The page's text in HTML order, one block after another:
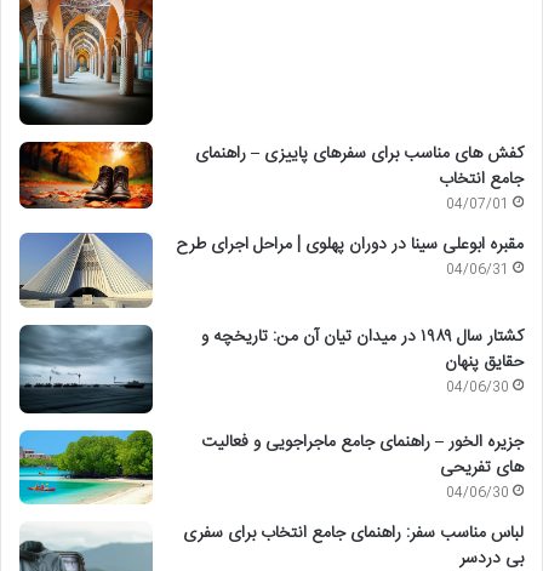
کفش های مناسب برای سفرهای پاییزی – راهنمای
جامع انتخاب
04/07/01
مقبره ابوعلی سینا در دوران پهلوی | مراحل اجرای طرح
04/06/31
کشتار سال ۱۹۸۹ در میدان تیان آن من: تاریخچه و
حقایق پنهان
04/06/30
جزیره الخور – راهنمای جامع ماجراجویی و فعالیت
های تفریحی
04/06/30
لباس مناسب سفر: راهنمای جامع انتخاب برای سفری
بی دردسر